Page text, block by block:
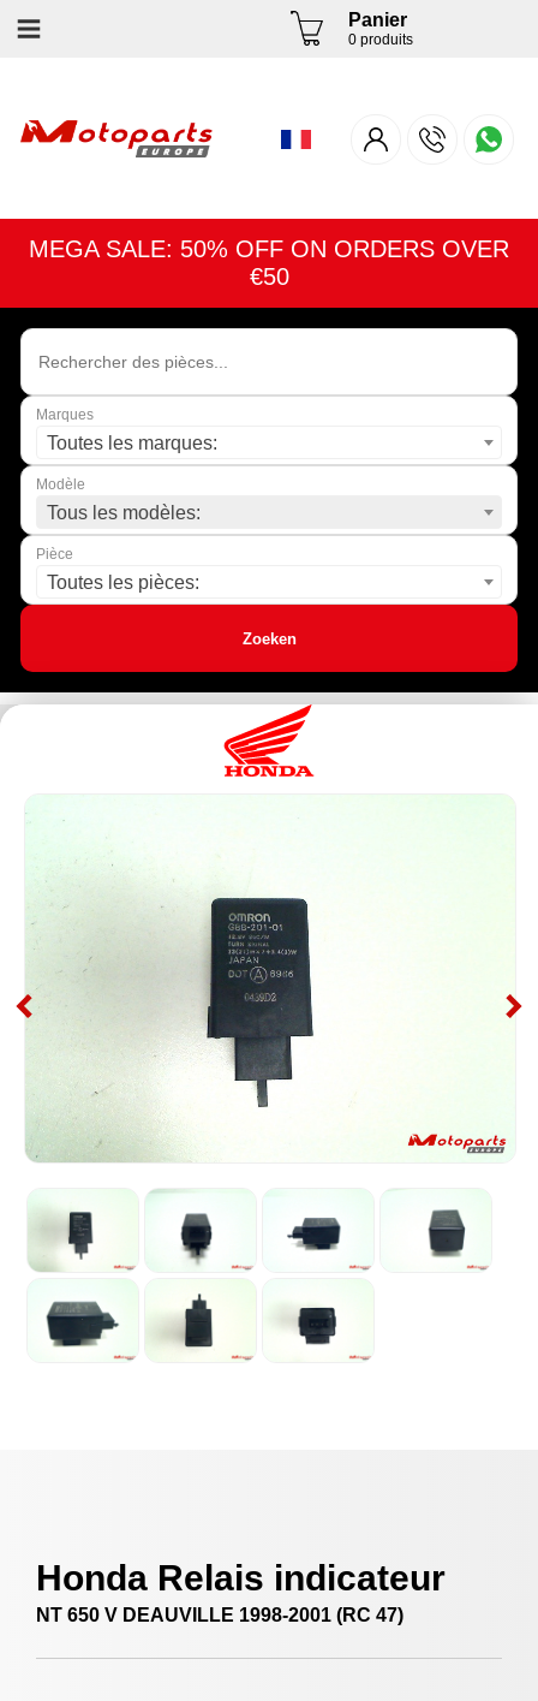
Panier
0 produits
MEGA SALE: 50% OFF ON ORDERS OVER
€50
Marques
Toutes les marques:
Modèle
Tous les modèles:
Pièce
Toutes les pièces:
Zoeken
Honda Relais indicateur
NT 650 V DEAUVILLE 1998-2001 (RC 47)